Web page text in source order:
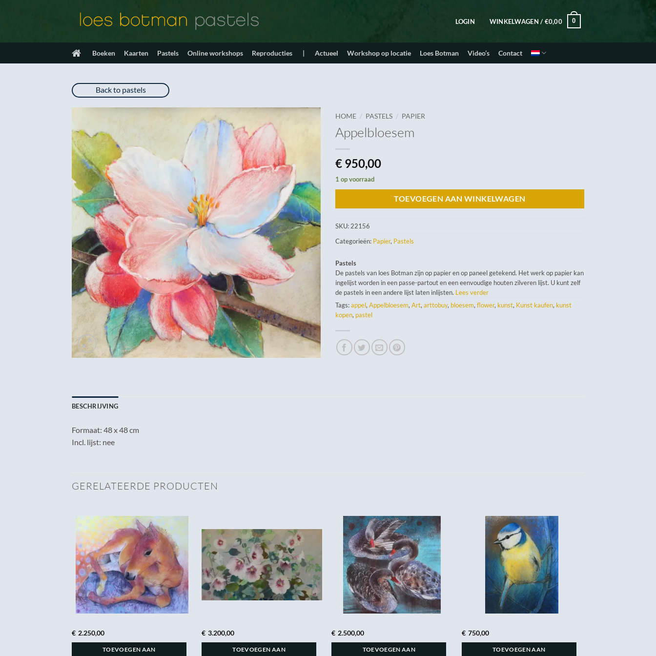
LOGIN WINKELWAGEN / €0,00 0
Boeken Kaarten Pastels Online workshops Reproducties | Actueel Workshop op locatie Loes Botman Video’s Contact
Back to pastels
HOME / PASTELS / PAPIER
Appelbloesem
€ 950,00
1 op voorraad
TOEVOEGEN AAN WINKELWAGEN
SKU:22156
Categorieën: Papier, Pastels
Pastels
De pastels van loes Botman zijn op papier en op paneel getekend. Het werk op papier kan
ingelijst worden in een passe-partout en een eenvoudige houten zilveren lijst. U kunt zelf
de pastels in een andere lijst laten inlijsten. Lees verder
Tags:appel, Appelbloesem, Art, arttobuy, bloesem, flower, kunst, Kunst kaufen, kunst
kopen, pastel
BESCHRIJVING
Formaat: 48 x 48 cm
Incl. lijst: nee
GERELATEERDE PRODUCTEN
€ 2.250,00
TOEVOEGEN AAN
€ 3.200,00
TOEVOEGEN AAN
€ 2.500,00
TOEVOEGEN AAN
€ 750,00
TOEVOEGEN AAN